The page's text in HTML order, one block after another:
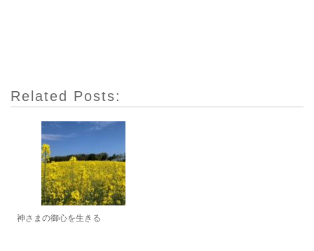
Related Posts:
神さまの御心を生きる